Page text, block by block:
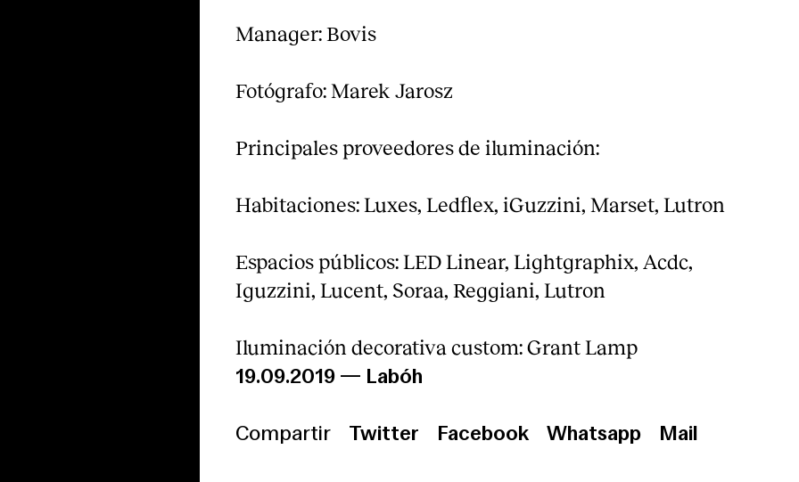
Manager: Bovis
Fotógrafo: Marek Jarosz
Principales proveedores de iluminación:
Habitaciones: Luxes, Ledflex, iGuzzini, Marset, Lutron
Espacios públicos: LED Linear, Lightgraphix, Acdc,
Iguzzini, Lucent, Soraa, Reggiani, Lutron
Iluminación decorativa custom: Grant Lamp
19.09.2019 — Labóh
Compartir Twitter Facebook Whatsapp Mail